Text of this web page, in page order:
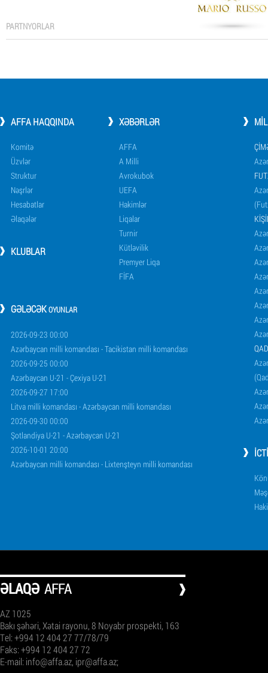
PARTNYORLAR
AFFA HAQQINDA
Komitə
Üzvlər
Struktur
Nəşrlər
Hesabatlar
Əlaqələr
KLUBLAR
XƏBƏRLƏR
AFFA
A Milli
Avrokubok
UEFA
Hakimlər
Liqalar
Turnir
Kütləvilik
Premyer Liqa
FİFA
GƏLƏCƏKOYUNLAR
2026-09-23 00:00
Azərbaycan milli komandası - Tacikistan milli komandası
2026-09-25 00:00
Azərbaycan U-21 - Çexiya U-21
2026-09-27 17:00
Litva milli komandası - Azərbaycan milli komandası
2026-09-30 00:00
Şotlandiya U-21 - Azərbaycan U-21
2026-10-01 20:00
Azərbaycan milli komandası - Lixtenşteyn milli komandası
ƏLAQƏ AFFA
AZ 1025
Bakı şəhəri, Xətai rayonu, 8 Noyabr prospekti, 163
Tel: +994 12 404 27 77/78/79
Faks: +994 12 404 27 72
E-mail: info@affa.az, ipr@affa.az;